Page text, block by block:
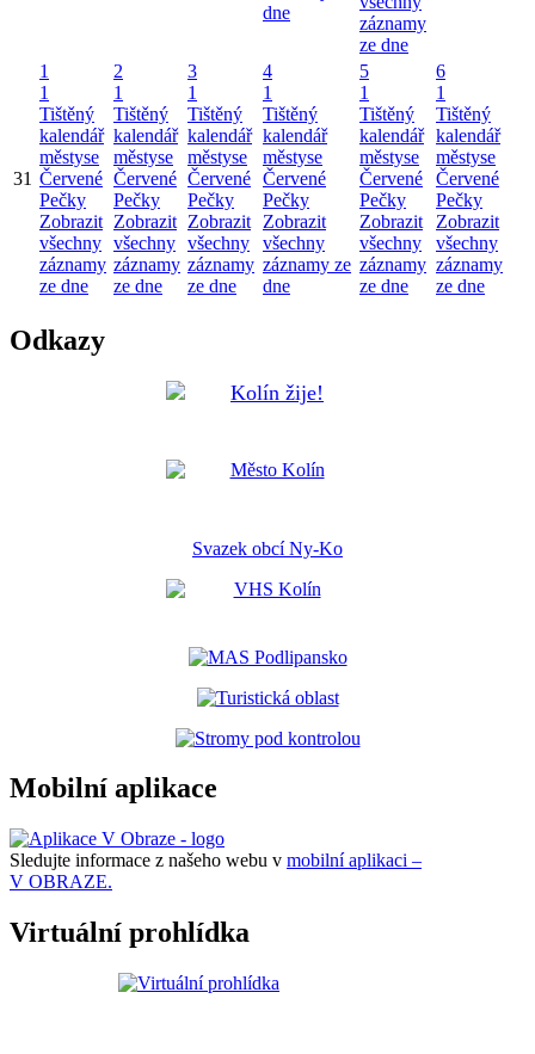
dne
záznamy
ze dne
31
1
1
Tištěný
kalendář
městyse
Červené
Pečky
Zobrazit
všechny
záznamy
ze dne
2
1
Tištěný
kalendář
městyse
Červené
Pečky
Zobrazit
všechny
záznamy
ze dne
3
1
Tištěný
kalendář
městyse
Červené
Pečky
Zobrazit
všechny
záznamy
ze dne
4
1
Tištěný
kalendář
městyse
Červené
Pečky
Zobrazit
všechny
záznamy ze
dne
5
1
Tištěný
kalendář
městyse
Červené
Pečky
Zobrazit
všechny
záznamy
ze dne
6
1
Tištěný
kalendář
městyse
Červené
Pečky
Zobrazit
všechny
záznamy
ze dne
Odkazy
Svazek obcí Ny-Ko
Mobilní aplikace
Sledujte informace z našeho webu v mobilní aplikaci –
V OBRAZE.
Virtuální prohlídka